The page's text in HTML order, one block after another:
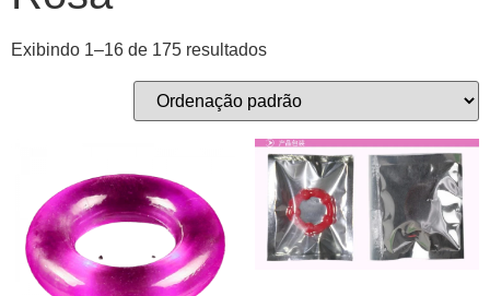
Exibindo 1–16 de 175 resultados